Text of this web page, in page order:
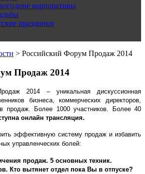
корпоративы
праздники
> Российский Форум Продаж 2014
Продаж 2014
2014 – уникальная дискуссионная
бизнеса, коммерческих директоров,
продаж. Более 1000 участников. Более 40
онлайн трансляция.
эффективную систему продаж и избавить
управленческих болей:
продаж. 5 основных техник.
Кто вытянет отдел пока Вы в отпуске?